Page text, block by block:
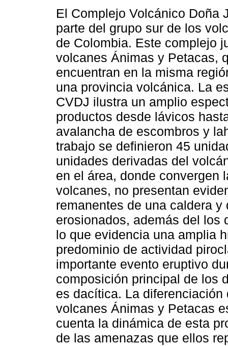
El Complejo Volcánico Doña
parte del grupo sur de los
de Colombia. Este complejo
volcanes Ánimas y Petacas,
encuentran en la misma
una provincia volcánica. La
CVDJ ilustra un amplio
productos desde lávicos
avalancha de escombros y
trabajo se definieron 45
unidades derivadas del
en el área, donde convergen
volcanes, no presentan
remanentes de una caldera
erosionados, además del los
lo que evidencia una amplia
predominio de actividad
importante evento eruptivo
composición principal de los
es dacítica. La
volcanes Ánimas y Petacas
cuenta la dinámica de esta
de las amenazas que ellos